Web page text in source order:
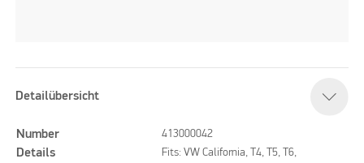
Detailübersicht
Number 413000042
Details
Fits: VW California, T4, T5, T6,